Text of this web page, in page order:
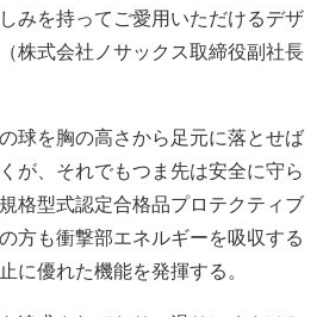
みを持ってご愛用いただけるデザ
株式会社ノサックス取締役副社長
球を胸の高さから足元に落とせば
が、それでもつま先は安全に守ら
格型式認定合格品プロテクティブ
方も衝撃部エネルギーを吸収する
に優れた機能を発揮する。